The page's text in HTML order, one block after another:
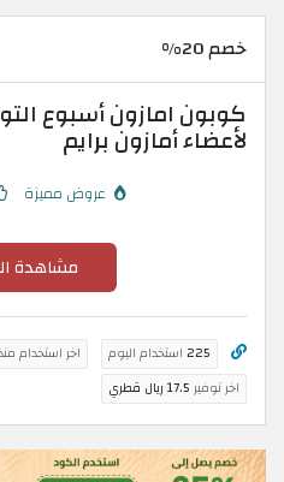
خصم 20%
لأعضاء أمازون برايم
عروض مميزة
مشاهدة
225 استخدام اليوم اخر استخدام
اخر توفير 17.5 ريال قطري